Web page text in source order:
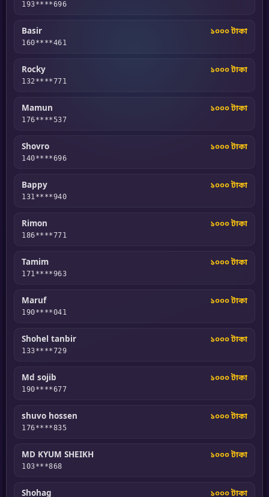
Basir
160****461
১০০০ টাকা
Rocky
132****771
১০০০ টাকা
Mamun
176****537
১০০০ টাকা
Shovro
140****696
১০০০ টাকা
Bappy
131****940
১০০০ টাকা
Rimon
186****771
১০০০ টাকা
Tamim
171****963
১০০০ টাকা
Maruf
190****041
১০০০ টাকা
Shohel tanbir
133****729
১০০০ টাকা
Md sojib
190****677
১০০০ টাকা
shuvo hossen
176****835
১০০০ টাকা
MD KYUM SHEIKH
103***868
১০০০ টাকা
Shohag ১০০০ টাকা